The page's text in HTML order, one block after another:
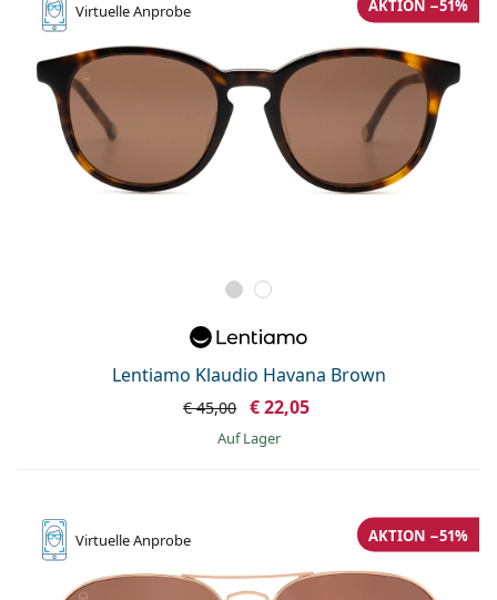
VirtuelleAnprobe
Lentiamo Klaudio Havana Brown
AKTION −51%
€ 45,00 € 22,05
auf Lager
VirtuelleAnprobe AKTION −51%